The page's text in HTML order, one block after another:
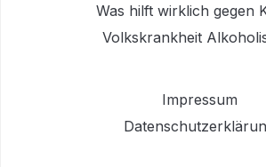
Was hilft wirklich gegen
Volkskrankheit
Impressum